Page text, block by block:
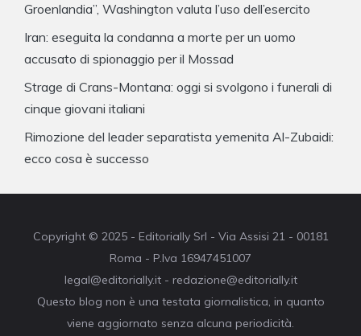
Groenlandia”, Washington valuta l’uso dell’esercito
Iran: eseguita la condanna a morte per un uomo
accusato di spionaggio per il Mossad
Strage di Crans-Montana: oggi si svolgono i funerali di
cinque giovani italiani
Rimozione del leader separatista yemenita Al-Zubaidi:
ecco cosa è successo
Copyright © 2025 - Editorially Srl - Via Assisi 21 - 00181
Roma - P.Iva 16947451007
legal@editorially.it - redazione@editorially.it
Questo blog non è una testata giornalistica, in quanto
viene aggiornato senza alcuna periodicità.